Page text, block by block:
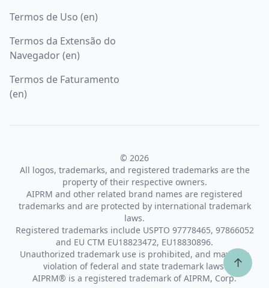
Termos de Uso (en)
Termos da Extensão do
Navegador (en)
Termos de Faturamento
(en)
© 2026
All logos, trademarks, and registered trademarks are the
property of their respective owners.
AIPRM and other related brand names are registered
trademarks and are protected by international trademark
laws.
Registered trademarks include USPTO 97778465, 97866052
and EU CTM EU18823472, EU18830896.
Unauthorized trademark use is prohibited, and may be a
violation of federal and state trademark laws.
AIPRM® is a registered trademark of AIPRM, Corp.
↑